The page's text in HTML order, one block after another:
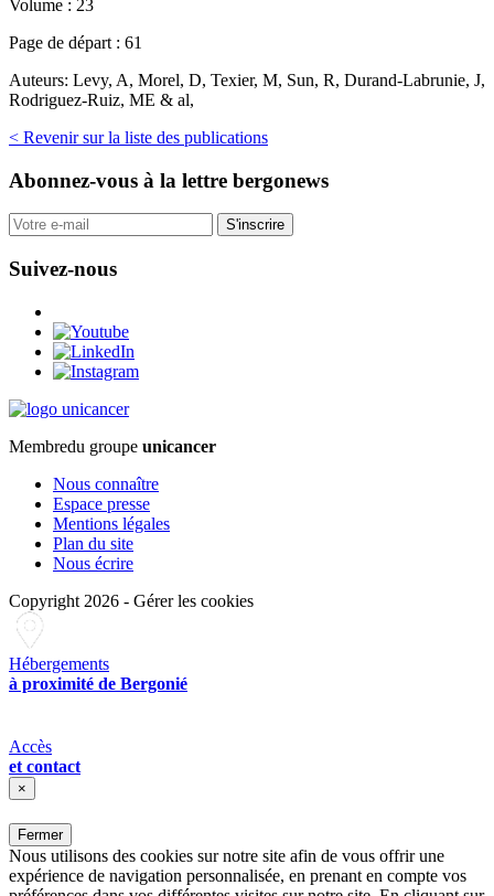
Volume : 23
Page de départ : 61
Auteurs: Levy, A, Morel, D, Texier, M, Sun, R, Durand-Labrunie, J,
Rodriguez-Ruiz, ME & al,
< Revenir sur la liste des publications
Abonnez-vous à la lettre bergonews
S'inscrire
Suivez-nous
Membredu groupe unicancer
Nous connaître
Espace presse
Mentions légales
Plan du site
Nous écrire
Copyright 2026 - Gérer les cookies
Hébergements
à proximité de Bergonié
Accès
et contact
×
Fermer
Nous utilisons des cookies sur notre site afin de vous offrir une
expérience de navigation personnalisée, en prenant en compte vos